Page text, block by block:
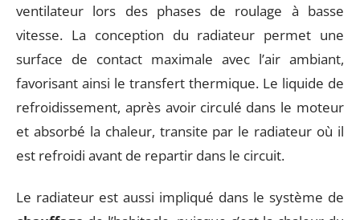
ventilateur lors des phases de roulage à basse
vitesse. La conception du radiateur permet une
surface de contact maximale avec l’air ambiant,
favorisant ainsi le transfert thermique. Le liquide de
refroidissement, après avoir circulé dans le moteur
et absorbé la chaleur, transite par le radiateur où il
est refroidi avant de repartir dans le circuit.
Le radiateur est aussi impliqué dans le système de